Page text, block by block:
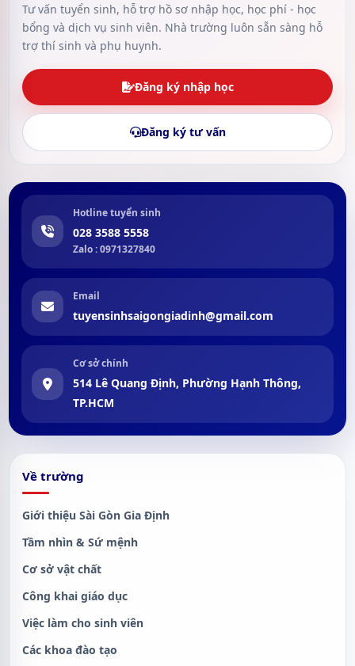
Tư vấn tuyển sinh, hỗ trợ hồ sơ nhập học, học phí - học
bổng và dịch vụ sinh viên. Nhà trường luôn sẵn sàng hỗ
trợ thí sinh và phụ huynh.
Đăng ký nhập học
Đăng ký tư vấn
Hotline tuyển sinh
028 3588 5558
Zalo : 0971327840
Email
tuyensinhsaigongiadinh@gmail.com
Cơ sở chính
514 Lê Quang Định, Phường Hạnh Thông,
TP.HCM
Về trường
Giới thiệu Sài Gòn Gia Định
Tầm nhìn & Sứ mệnh
Cơ sở vật chất
Công khai giáo dục
Việc làm cho sinh viên
Các khoa đào tạo